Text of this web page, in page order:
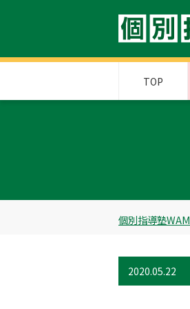
TOP
個別指導塾WAM
2020.05.22